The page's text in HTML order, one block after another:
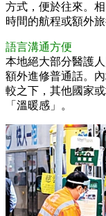
方式，便於往來。
時間的航程或額外
語言溝通方便
本地絕大部分醫護
額外進修普通話。
較之下，其他國家
「溫暖感」。